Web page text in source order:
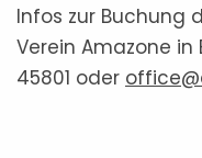
Infos zur Buchung
Verein Amazone in
45801 oder